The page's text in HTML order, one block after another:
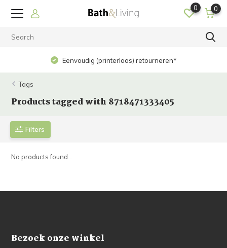
0 0
Eenvoudig (printerloos) retourneren*
Tags
Products tagged with 8718471333405
Filters
No products found...
Bezoek onze winkel